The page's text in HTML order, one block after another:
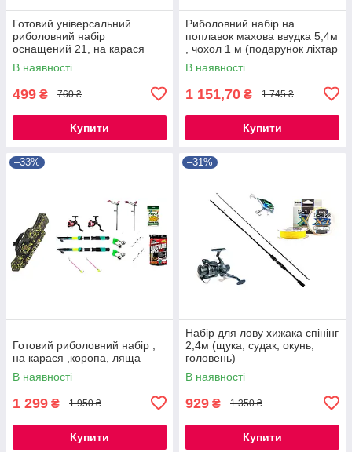
Готовий універсальний
риболовний набір
оснащений 21, на карася
,коропа, ляща, плотва
В наявності
499 ₴ 760 ₴
Купити
Риболовний набір на
поплавок махова ввудка 5,4м
, чохол 1 м (подарунок ліхтар
)В наявності
1 151,70 ₴ 1 745 ₴
Купити
–33%
Готовий риболовний набір ,
на карася ,коропа, ляща
В наявності
1 299 ₴ 1 950 ₴
Купити
–31%
Набір для лову хижака спінінг
2,4м (щука, судак, окунь,
головень)
В наявності
929 ₴ 1 350 ₴
Купити